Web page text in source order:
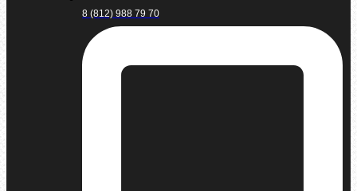
8 (812) 988 79 70